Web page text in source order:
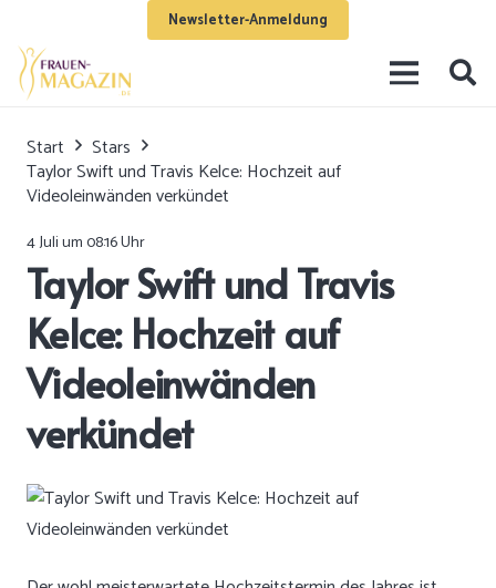
Newsletter-Anmeldung
Start
Stars
Taylor Swift und Travis Kelce: Hochzeit auf
Videoleinwänden verkündet
4 Juli um 08:16 Uhr
Taylor Swift und Travis
Kelce: Hochzeit auf
Videoleinwänden
verkündet